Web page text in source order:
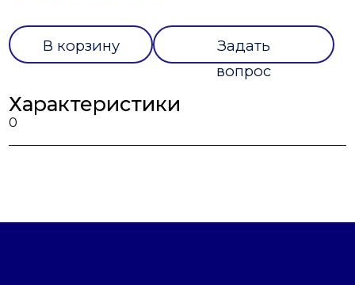
В корзину
Задать
вопрос
Характеристики
0